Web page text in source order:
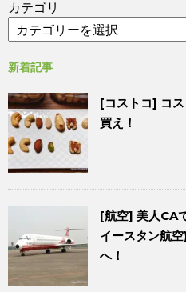
カテゴリ
新着記事
[コストコ] コ
買え！
[航空] 美人CA
イースタン航
へ！